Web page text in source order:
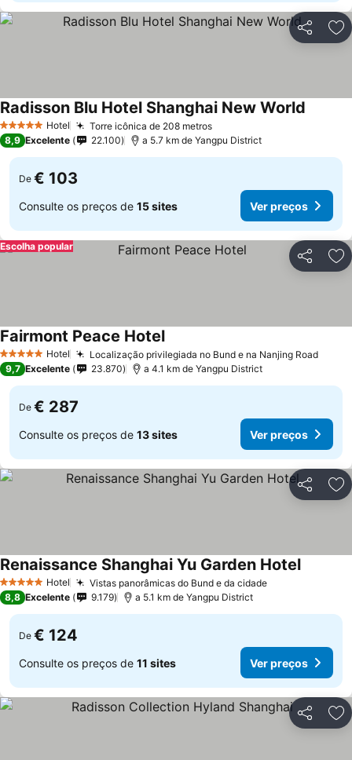
Partilhar
5 Estrelas Hotel Torre icônica de 208 metrosVer preços
Radisson Blu Hotel Shanghai New World
8,9 Excelente 22.100 a 5.7 km de Yangpu District
De € 103
Consulte os preços de 15 sites Ver preços
Partilhar
Escolha popular
5 Estrelas Hotel Localização privilegiada no Bund e na Nanjing RoadVer
Fairmont Peace HotelVer preços
9,7 Excelente 23.870 a 4.1 km de Yangpu District
De € 287
Consulte os preços de 13 sites Ver preços
Partilhar
5 Estrelas Hotel Vistas panorâmicas do Bund e da cidadeVer preços
Renaissance Shanghai Yu Garden HotelVer
8,8 Excelente 9.179 a 5.1 km de Yangpu District
De € 124
Consulte os preços de 11 sites Ver preços
Partilhar